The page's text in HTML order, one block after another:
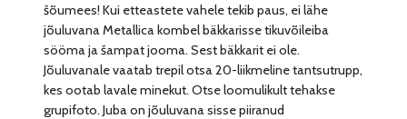
šõumees! Kui etteastete vahele tekib paus, ei lähe
jõuluvana Metallica kombel bäkkarisse tikuvõileiba
sööma ja šampat jooma. Sest bäkkarit ei ole.
Jõuluvanale vaatab trepil otsa 20-liikmeline tantsutrupp,
kes ootab lavale minekut. Otse loomulikult tehakse
grupifoto. Juba on jõuluvana sisse piiranud